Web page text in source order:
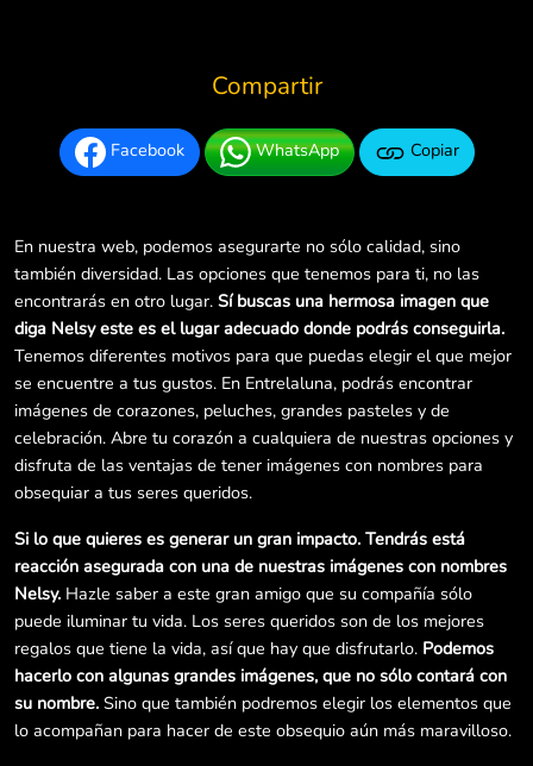
Compartir
Facebook WhatsApp Copiar
En nuestra web, podemos asegurarte no sólo calidad, sino
también diversidad. Las opciones que tenemos para ti, no las
encontrarás en otro lugar. Sí buscas una hermosa imagen que
diga Nelsy este es el lugar adecuado donde podrás conseguirla.
Tenemos diferentes motivos para que puedas elegir el que mejor
se encuentre a tus gustos. En Entrelaluna, podrás encontrar
imágenes de corazones, peluches, grandes pasteles y de
celebración. Abre tu corazón a cualquiera de nuestras opciones y
disfruta de las ventajas de tener imágenes con nombres para
obsequiar a tus seres queridos.
Si lo que quieres es generar un gran impacto. Tendrás está
reacción asegurada con una de nuestras imágenes con nombres
Nelsy. Hazle saber a este gran amigo que su compañía sólo
puede iluminar tu vida. Los seres queridos son de los mejores
regalos que tiene la vida, así que hay que disfrutarlo. Podemos
hacerlo con algunas grandes imágenes, que no sólo contará con
su nombre. Sino que también podremos elegir los elementos que
lo acompañan para hacer de este obsequio aún más maravilloso.